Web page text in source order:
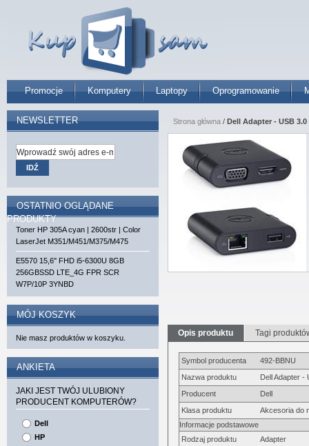
Promocje Komputery Laptopy Oprogramowanie
Strona główna / Dell Adapter - USB
Opis produktu Tagi
Symbol producenta
492-BBNU
Nazwa produktu
Dell Adapter -
Producent
Dell
Klasa produktu
Akcesoria do
Informacje podstawowe
Rodzaj produktu
Adapter
NEWSLETTER
IDŹ
OSTATNIO OGLĄDANE
PRODUKTY
Toner HP 305A cyan | 2600str | Color
LaserJet M351/M451/M375/M475
E5570 15,6'' FHD i5-6300U 8GB
256GBSSD LTE_4G FPR SCR
W7P/10P 3YNBD
MÓJ KOSZYK
Nie masz produktów w koszyku.
ANKIETA
JAKI JEST TWÓJ ULUBIONY
PRODUCENT KOMPUTERÓW?
Dell
HP